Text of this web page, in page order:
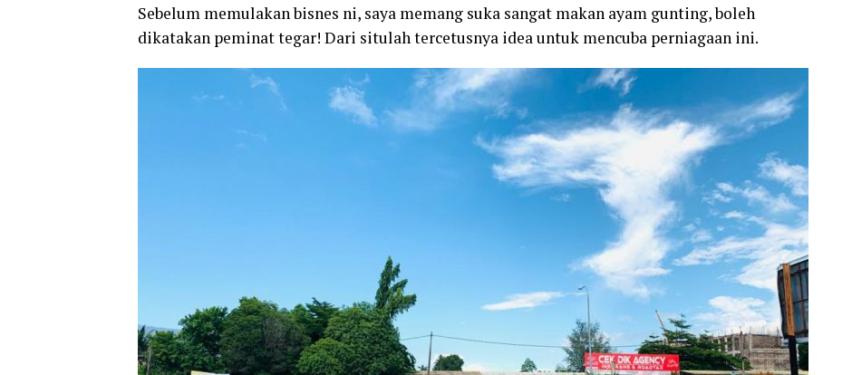
Sebelum memulakan bisnes ni, saya memang suka sangat makan ayam gunting, boleh
dikatakan peminat tegar! Dari situlah tercetusnya idea untuk mencuba perniagaan ini.